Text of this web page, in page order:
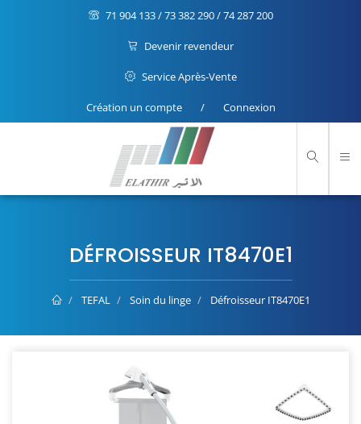
71 904 133 / 73 382 290 / 74 287 200
Devenir revendeur
Service Après-Vente
Création un compte / Connexion
DÉFROISSEUR IT8470E1
TEFAL Soin du linge Défroisseur IT8470E1